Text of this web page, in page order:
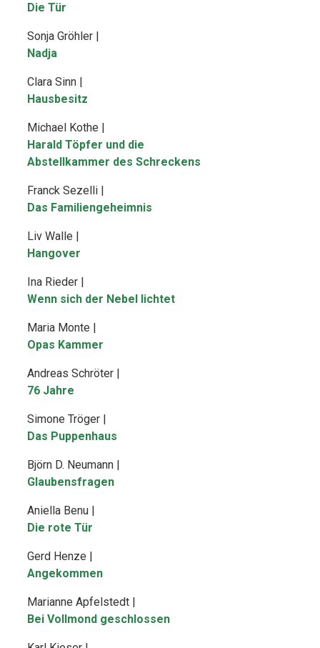
Die Tür
Sonja Gröhler |
Nadja
Clara Sinn |
Hausbesitz
Michael Kothe |
Harald Töpfer und die
Abstellkammer des Schreckens
Franck Sezelli |
Das Familiengeheimnis
Liv Walle |
Hangover
Ina Rieder |
Wenn sich der Nebel lichtet
Maria Monte |
Opas Kammer
Andreas Schröter |
76 Jahre
Simone Tröger |
Das Puppenhaus
Björn D. Neumann |
Glaubensfragen
Aniella Benu |
Die rote Tür
Gerd Henze |
Angekommen
Marianne Apfelstedt |
Bei Vollmond geschlossen